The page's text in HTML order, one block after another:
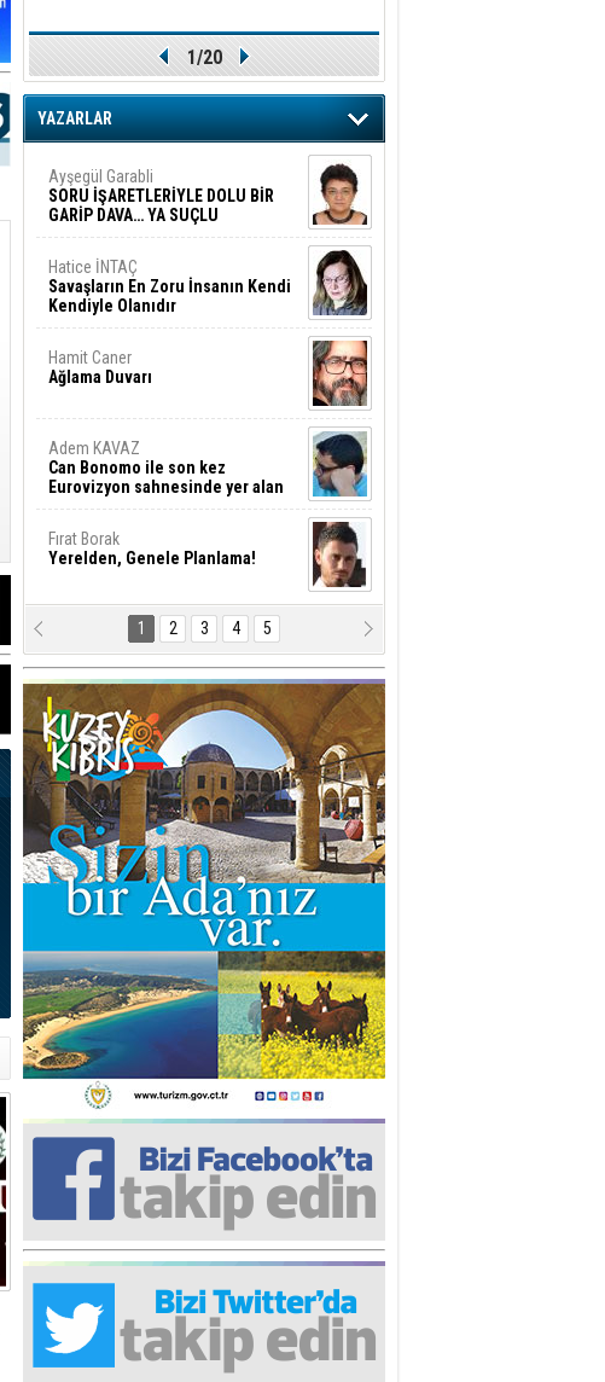
1/20
YAZARLAR
Ayşegül Garabli
SORU İŞARETLERİYLE DOLU BİR
GARİP DAVA… YA SUÇLU
DEĞİLSE???
Hatice İNTAÇ
Savaşların En Zoru İnsanın Kendi
Kendiyle Olanıdır
Hamit Caner
Ağlama Duvarı
Adem KAVAZ
Can Bonomo ile son kez
Eurovizyon sahnesinde yer alan
Türkiye 10 yıl aradan sonra
Fırat Borak
Yerelden, Genele Planlama!
Erkut YILMABAŞAR
Bayrak tartışmaları ve ihalesiz
işler!
Arif Alasya
2015 SONRASI VE AKINCI.
Fatma Baysal
SURLAR İÇİ’NDE KOLAYDIR ÖLMEK
Ediz TUNCEL
Göz göre göre…
Taner ULUTAŞ
İnşallah St. Lois ile Hakkaido
Adası gibi olmayız !...
Ali KİŞMİR
FIRSAT VE KORKU
Turgut ÇALICI
İki Lakırdı da benden!
Yrd. Doç. Ercan HOŞKARA
Yatırım Yapmazsan Var Olamazsın:
Hedefteki Kurum Kıb-Tek
Rana Sarro
Başıma gelen skandal olayı
1 2 3 4 5